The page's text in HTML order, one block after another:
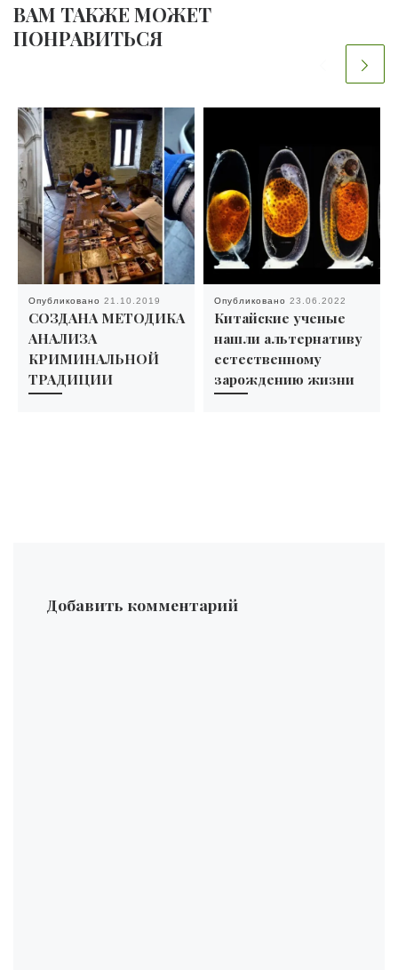
ВАМ ТАКЖЕ МОЖЕТ
ПОНРАВИТЬСЯ
Опубликовано 21.10.2019
СОЗДАНА МЕТОДИКА
АНАЛИЗА
КРИМИНАЛЬНОЙ
ТРАДИЦИИ
Опубликовано 23.06.2022
Китайские ученые
нашли альтернативу
естественному
зарождению жизни
Добавить комментарий